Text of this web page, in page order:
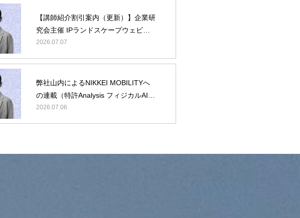
【講師紹介割引案内（更新）】企業研
究会主催 IPランドスケープウェビナ
ー『フィジカルAI編』に弊社山内が登
2026.07.07
弊社山内によるNIKKEI MOBILITYへ
の連載（特許Analysis フィジカルAI）
第4回
2026.07.06